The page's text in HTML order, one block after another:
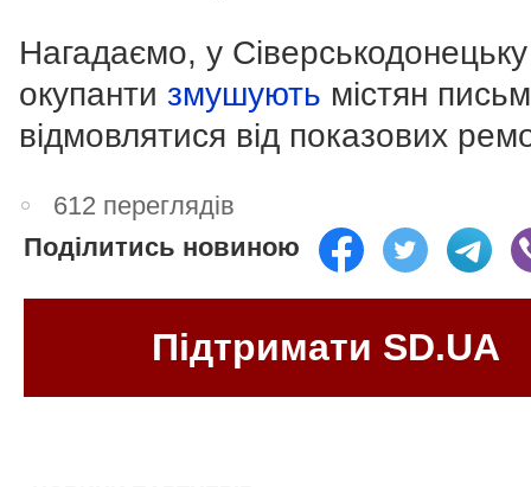
Нагадаємо, у Сіверськодонецьку
окупанти змушують містян
відмовлятися від показових
612 переглядів
Поділитись новиною
Підтримати SD.UA